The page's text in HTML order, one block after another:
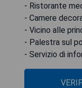
- Ristorante
- Camere
- Vicino alle
- Palestra sul
- Servizio di